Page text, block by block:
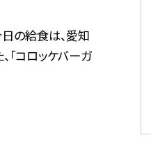
日の給食は、愛知
「コロッケバーガ